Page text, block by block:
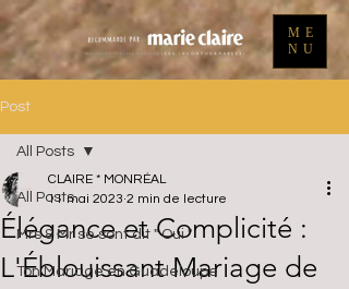
ME
NU
Post
All Posts
Mrs & Mr se sont dit " Oui "
Ton Mariage en Guadeloupe
All Posts
Élégance et Complicité :
L'Éblouissant Mariage de
CLAIRE * MONRÉAL
11 mai 2023 2 min de lecture